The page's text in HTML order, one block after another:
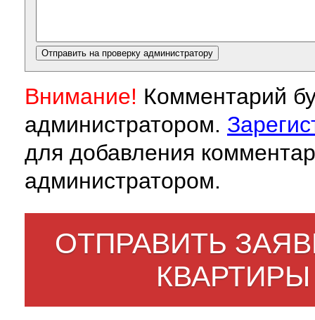
Внимание! Комментарий
администратором.
для добавления
администратором.
ОТПРАВИТЬ